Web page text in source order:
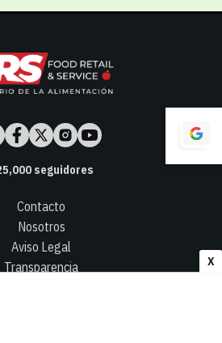
X
seguidores
Contacto
Nosotros
Aviso Legal
Transparencia